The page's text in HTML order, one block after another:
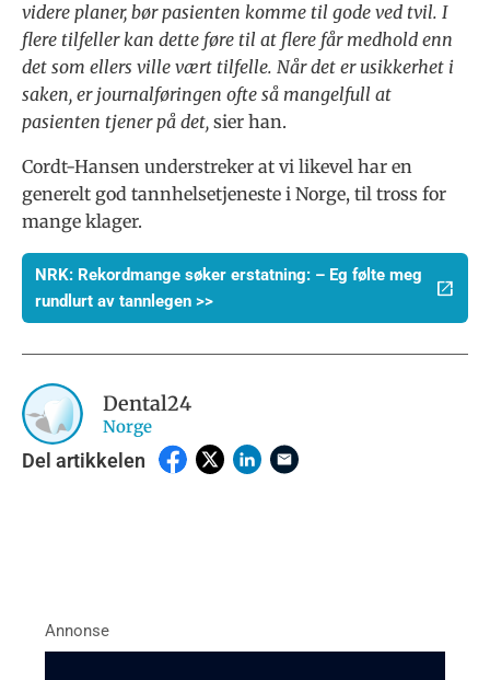
videre planer, bør pasienten komme til gode ved tvil. I
flere tilfeller kan dette føre til at flere får medhold enn
det som ellers ville vært tilfelle. Når det er usikkerhet i
saken, er journalføringen ofte så mangelfull at
pasienten tjener på det, sier han.
Cordt-Hansen understreker at vi likevel har en
generelt god tannhelsetjeneste i Norge, til tross for
mange klager.
NRK: Rekordmange søker erstatning: – Eg følte meg
rundlurt av tannlegen >>
Dental24
Norge
Del artikkelen